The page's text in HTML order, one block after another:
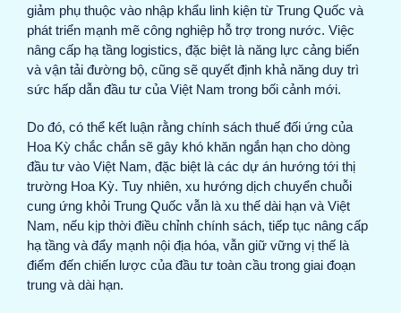
giảm phụ thuộc vào nhập khẩu linh kiện từ Trung Quốc và
phát triển mạnh mẽ công nghiệp hỗ trợ trong nước. Việc
nâng cấp hạ tầng logistics, đặc biệt là năng lực cảng biển
và vận tải đường bộ, cũng sẽ quyết định khả năng duy trì
sức hấp dẫn đầu tư của Việt Nam trong bối cảnh mới.
Do đó, có thể kết luận rằng chính sách thuế đối ứng của
Hoa Kỳ chắc chắn sẽ gây khó khăn ngắn hạn cho dòng
đầu tư vào Việt Nam, đặc biệt là các dự án hướng tới thị
trường Hoa Kỳ. Tuy nhiên, xu hướng dịch chuyển chuỗi
cung ứng khỏi Trung Quốc vẫn là xu thế dài hạn và Việt
Nam, nếu kịp thời điều chỉnh chính sách, tiếp tục nâng cấp
hạ tầng và đẩy mạnh nội địa hóa, vẫn giữ vững vị thế là
điểm đến chiến lược của đầu tư toàn cầu trong giai đoạn
trung và dài hạn.